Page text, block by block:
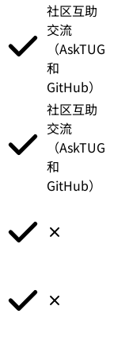
社区互助
交流
（AskTUG
和
GitHub）
社区互助
交流
（AskTUG
和
GitHub）